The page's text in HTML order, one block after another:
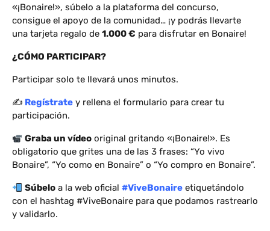
«¡Bonaire!», súbelo a la plataforma del concurso,
consigue el apoyo de la comunidad… ¡y podrás llevarte
una tarjeta regalo de 1.000 € para disfrutar en Bonaire!
¿CÓMO PARTICIPAR?
Participar solo te llevará unos minutos.
✍️ Regístrate y rellena el formulario para crear tu
participación.
Graba un vídeo original gritando «¡Bonaire!». Es
obligatorio que grites una de las 3 frases: “Yo vivo
Bonaire”, “Yo como en Bonaire” o “Yo compro en Bonaire”.
Súbelo a la web oficial#ViveBonaire etiquetándolo
con el hashtag #ViveBonaire para que podamos rastrearlo
y validarlo.